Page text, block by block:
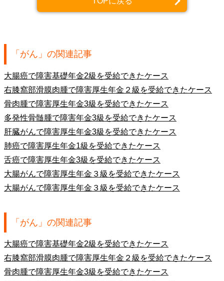
「がん」の関連記事
大腸癌で障害基礎年金2級を受給できたケース
右膝窩部滑膜肉腫で障害厚生年金２級を受給できたケース
骨肉腫で障害厚生年金3級を受給できたケース
多発性骨髄腫で障害年金3級を受給できたケース
肝臓がんで障害厚生年金3級を受給できたケース
肺癌で障害厚生年金1級を受給できたケース
舌癌で障害厚生年金3級を受給できたケース
大腸がんで障害厚生年金３級を受給できたケース
大腸がんで障害厚生年金３級を受給できたケース
「がん」の関連記事
大腸癌で障害基礎年金2級を受給できたケース
右膝窩部滑膜肉腫で障害厚生年金２級を受給できたケース
骨肉腫で障害厚生年金3級を受給できたケース